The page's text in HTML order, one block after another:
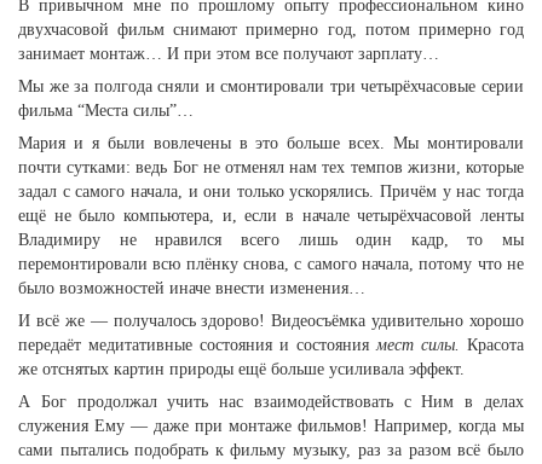
В привычном мне по прошлому опыту профессиональном кино
двухчасовой фильм снимают примерно год, потом примерно год
занимает монтаж… И при этом все получают зарплату…
Мы же за полгода сняли и смонтировали три четырёхчасовые серии
фильма “Места силы”…
Мария и я были вовлечены в это больше всех. Мы монтировали
почти сутками: ведь Бог не отменял нам тех темпов жизни, которые
задал с самого начала, и они только ускорялись. Причём у нас тогда
ещё не было компьютера, и, если в начале четырёхчасовой ленты
Владимиру не нравился всего лишь один кадр, то мы
перемонтировали всю плёнку снова, с самого начала, потому что не
было возможностей иначе внести изменения…
И всё же — получалось здорово! Видеосъёмка удивительно хорошо
передаёт медитативные состояния и состояниямест силы. Красота
же отснятых картин природы ещё больше усиливала эффект.
А Бог продолжал учить нас взаимодействовать с Ним в делах
служения Ему — даже при монтаже фильмов! Например, когда мы
сами пытались подобрать к фильму музыку, раз за разом всё было